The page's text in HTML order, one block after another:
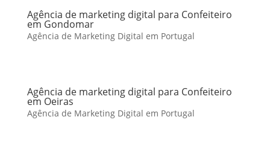
Agência de marketing digital para Confeiteiro
em Gondomar
Agência de Marketing Digital em Portugal
Agência de marketing digital para Confeiteiro
em Oeiras
Agência de Marketing Digital em Portugal